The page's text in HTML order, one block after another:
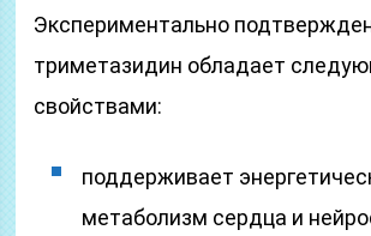
Экспериментально
триметазидин обладает
свойствами:
поддерживает
метаболизм сердца и